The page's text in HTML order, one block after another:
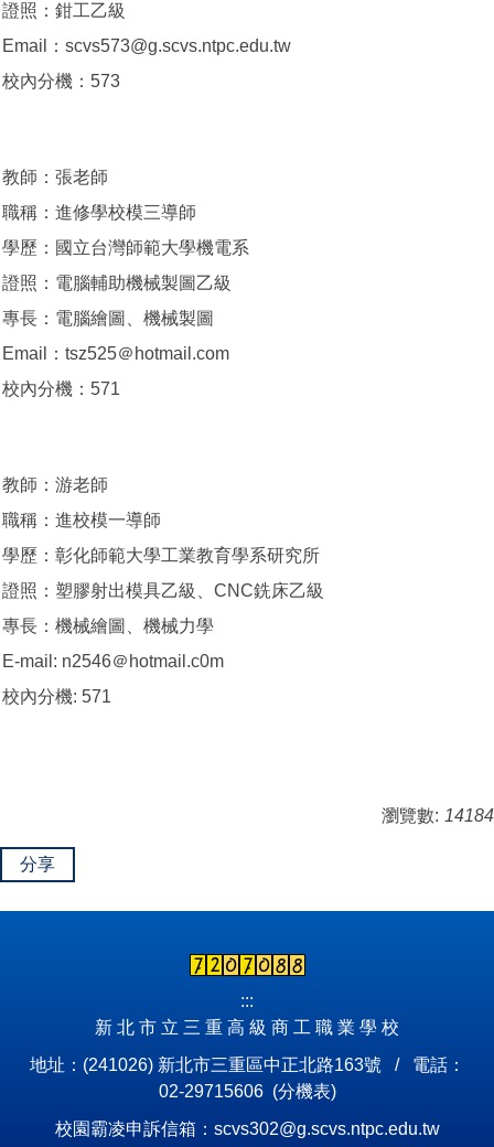
證照：鉗工乙級
Email：scvs573@g.scvs.ntpc.edu.tw
校內分機：573
教師：張老師
職稱：進修學校模三導師
學歷：國立台灣師範大學機電系
證照：電腦輔助機械製圖乙級
專長：電腦繪圖、機械製圖
Email：tsz525＠hotmail.com
校內分機：571
教師：游老師
職稱：進校模一導師
學歷：彰化師範大學工業教育學系研究所
證照：塑膠射出模具乙級、CNC銑床乙級
專長：機械繪圖、機械力學
E-mail: n2546＠hotmail.c0m
校內分機: 571
瀏覽數: 14184
分享
:::
新 北 市 立 三 重 高 級 商 工 職 業 學 校
地址：(241026) 新北市三重區中正北路163號 / 電話：
02-29715606 (分機表)
校園霸凌申訴信箱：scvs302@g.scvs.ntpc.edu.tw